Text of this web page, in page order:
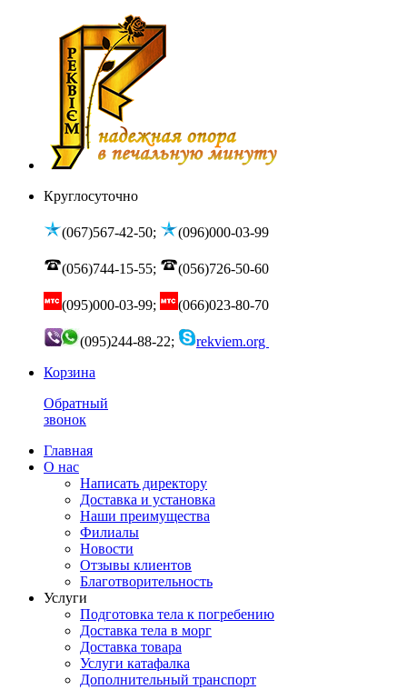
Круглосуточно
(067)567-42-50; (096)000-03-99
(056)744-15-55; (056)726-50-60
(095)000-03-99; (066)023-80-70
(095)244-88-22;
rekviem.org
Корзина
Обратный
звонок
Главная
О нас
Написать директору
Доставка и установка
Наши преимущества
Филиалы
Новости
Отзывы клиентов
Благотворительность
Услуги
Подготовка тела к погребению
Доставка тела в морг
Доставка товара
Услуги катафалка
Дополнительный транспорт